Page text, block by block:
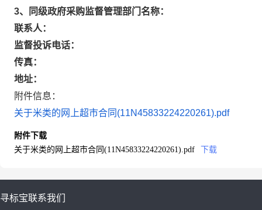
3、同级政府采购监督管理部门名称：
联系人：
监督投诉电话：
传真：
地址：
附件信息：
关于米类的网上超市合同(11N45833224220261).pdf
附件下载
关于米类的网上超市合同(11N45833224220261).pdf
下载
寻标宝联系我们